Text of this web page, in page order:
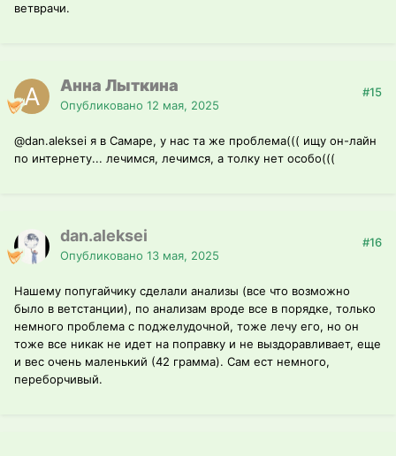
ветврачи.
Анна Лыткина
Опубликовано 12 мая, 2025
#15
@dan.aleksei я в Самаре, у нас та же проблема((( ищу он-лайн
по интернету... лечимся, лечимся, а толку нет особо(((
dan.aleksei
Опубликовано 13 мая, 2025
#16
Нашему попугайчику сделали анализы (все что возможно
было в ветстанции), по анализам вроде все в порядке, только
немного проблема с поджелудочной, тоже лечу его, но он
тоже все никак не идет на поправку и не выздоравливает, еще
и вес очень маленький (42 грамма). Сам ест немного,
переборчивый.